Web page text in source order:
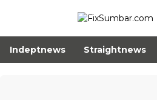
Indeptnews Straightnews